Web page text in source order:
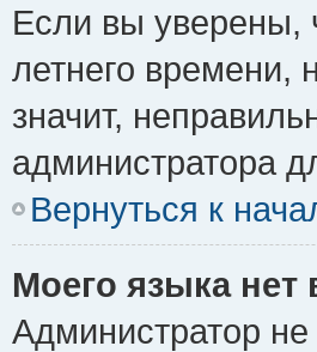
Если вы уверены,
летнего времени,
значит,
администратора
Вернуться к
Моего языка нет
Администратор